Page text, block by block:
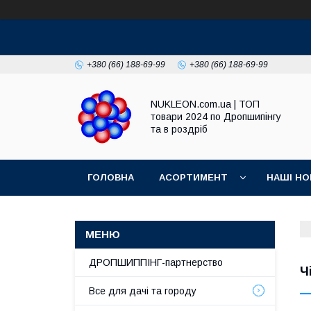
+380 (66) 188-69-99 +380 (66) 188-69-99
NUKLEON.com.ua | ТОП
товари 2024 по Дропшипінгу
та в роздріб
ГОЛОВНА АСОРТИМЕНТ НАШІ
ДРОПШИППІНГ-партнерство
Все для дачі та городу